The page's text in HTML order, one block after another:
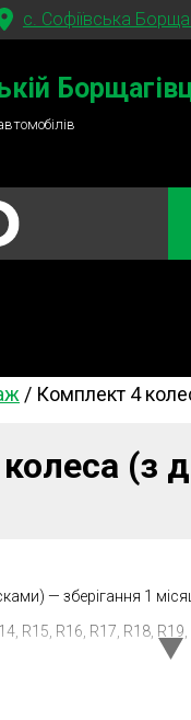
c. Софіївська
ТО
Заміна Ременей
/ Комплект 4
(з
— зберігання 1
R15, R16, R17, R18,